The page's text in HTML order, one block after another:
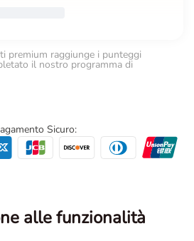
premium raggiunge i punteggi
il nostro programma di
Sicuro:
alle funzionalità